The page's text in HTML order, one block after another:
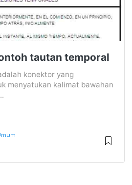
tautan temporal
konektor yang
menyatukan kalimat bawahan